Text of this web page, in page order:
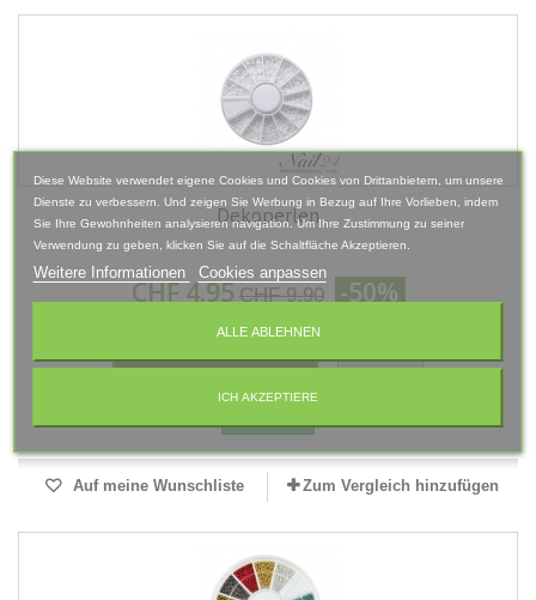
Dekoperlen
CHF 4.95 CHF 9.90 -50%
Auf meine Wunschliste Zum Vergleich hinzufügen
Diese Website verwendet eigene Cookies und Cookies von Drittanbietern, um unsere
Dienste zu verbessern. Und zeigen Sie Werbung in Bezug auf Ihre Vorlieben, indem
Sie Ihre Gewohnheiten analysieren navigation. Um Ihre Zustimmung zu seiner
Verwendung zu geben, klicken Sie auf die Schaltfläche Akzeptieren.
Weitere Informationen Cookies anpassen
ALLE ABLEHNEN
ICH AKZEPTIERE